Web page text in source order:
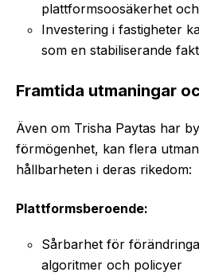
plattformsoosäkerhet
Investering i fastigheter
som en stabiliserande
Framtida utmaningar
Även om Trisha Paytas har
förmögenhet, kan flera
hållbarheten i deras rikedom:
Plattformsberoende:
Sårbarhet för
algoritmer och policyer